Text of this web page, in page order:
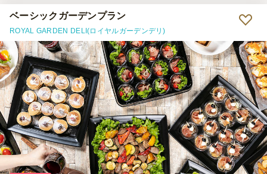
ベーシックガーデンプラン
ROYAL GARDEN DELI(ロイヤルガーデンデリ)